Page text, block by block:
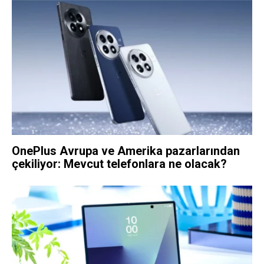
OnePlus Avrupa ve Amerika pazarlarından
çekiliyor: Mevcut telefonlara ne olacak?